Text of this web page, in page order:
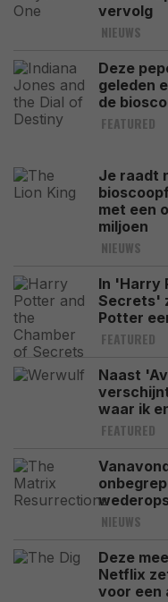
vervolg
NIEUWS
Deze
geleden
de
FEATURED
Je raadt
met een
miljoen
NIEUWS
In 'Harry
Secrets'
Potter
FEATURED
Naast
waar ik
FEATURED
NIEUWS
Deze
Netflix
voor een